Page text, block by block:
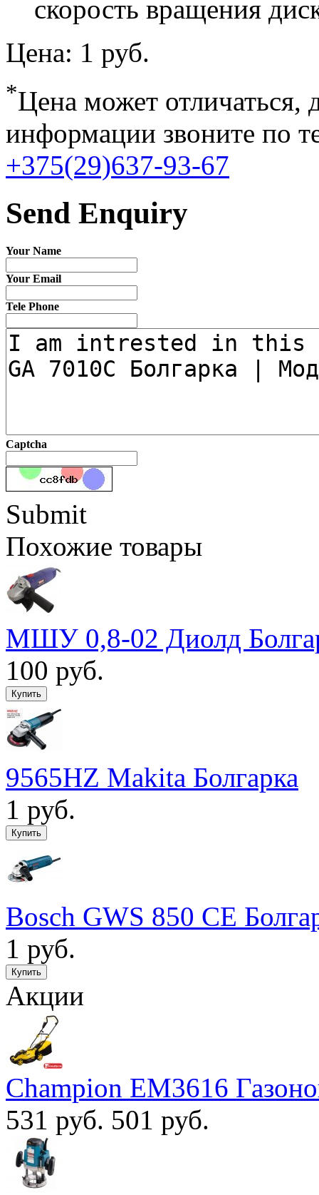
скорость вращения
Цена: 1 руб.
*Цена может отличаться,
информации звоните по
+375(29)637-93-67
Send Enquiry
Your Name
Your Email
Tele Phone
Captcha
Submit
Похожие товары
МШУ 0,8-02 Диолд
100 руб.
9565HZ Makita Болгарка
1 руб.
Bosch GWS 850 CE
1 руб.
Акции
Champion EM3616
531 руб. 501 руб.